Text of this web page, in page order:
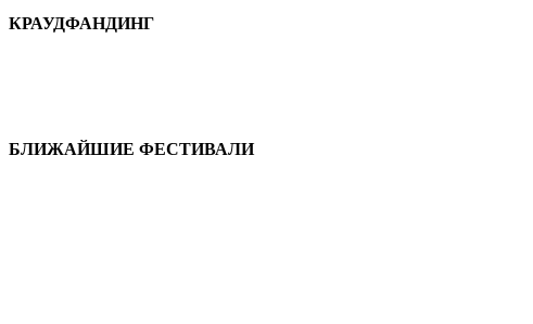
КРАУДФАНДИНГ
БЛИЖАЙШИЕ ФЕСТИВАЛИ